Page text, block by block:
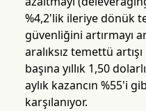
%4,2'lik ileriye dönük
güvenliğini artırmayı
aralıksız temettü
başına yıllık 1,50
aylık kazancın %55'i
karşılanıyor.